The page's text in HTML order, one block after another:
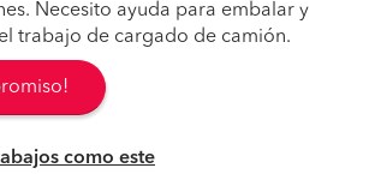
Necesito ayuda para embalar y
trabajo de cargado de camión.
como este